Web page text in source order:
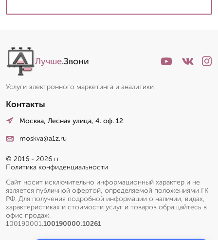
Лучше.Звони
Услуги электронного маркетинга и аналитики
Контакты
Москва, Лесная улица, 4. оф. 12
moskva@a1z.ru
© 2016 - 2026 гг.
Политика конфиденциальности
Сайт носит исключительно информационный характер и не
является публичной офертой, определяемой положениями ГК
РФ. Для получения подробной информации о наличии, видах,
характеристиках и стоимости услуг и товаров обращайтесь в
офис продаж.
100190001.100190000.10261